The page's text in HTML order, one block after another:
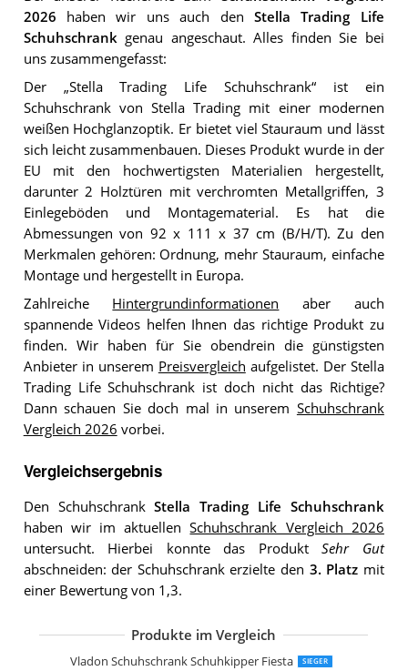
2026 haben wir uns auch denStella Trading Life
Schuhschrankgenau angeschaut. Alles finden Sie bei
uns zusammengefasst:
Der „Stella Trading Life Schuhschrank“ ist ein
Schuhschrank von Stella Trading mit einer modernen
weißen Hochglanzoptik. Er bietet viel Stauraum und lässt
sich leicht zusammenbauen. Dieses Produkt wurde in der
EU mit den hochwertigsten Materialien hergestellt,
darunter 2 Holztüren mit verchromten Metallgriffen, 3
Einlegeböden und Montagematerial. Es hat die
Abmessungen von 92 x 111 x 37 cm (B/H/T). Zu den
Merkmalen gehören: Ordnung, mehr Stauraum, einfache
Montage und hergestellt in Europa.
Zahlreiche Hintergrundinformationen aber auch
spannende Videos helfen Ihnen das richtige Produkt zu
finden. Wir haben für Sie obendrein die günstigsten
Anbieter in unserem Preisvergleich aufgelistet. Der Stella
Trading Life Schuhschrank ist doch nicht das Richtige?
Dann schauen Sie doch mal in unserem Schuhschrank
Vergleich 2026 vorbei.
Vergleichsergebnis
Den SchuhschrankStella Trading Life Schuhschrank
haben wir im aktuellenSchuhschrank Vergleich 2026
untersucht. Hierbei konnte das ProduktSehr Gut
abschneiden: der Schuhschrank erzielte den 3. Platz mit
einer Bewertung von 1,3.
Produkte im Vergleich
Vladon Schuhschrank Schuhkipper Fiesta SIEGER
Vladon Schuhschrank Schuhkipper
Vladon Schuhschrank Schuhkipper
Jan Kurtz Schuhschrank Stahlblech